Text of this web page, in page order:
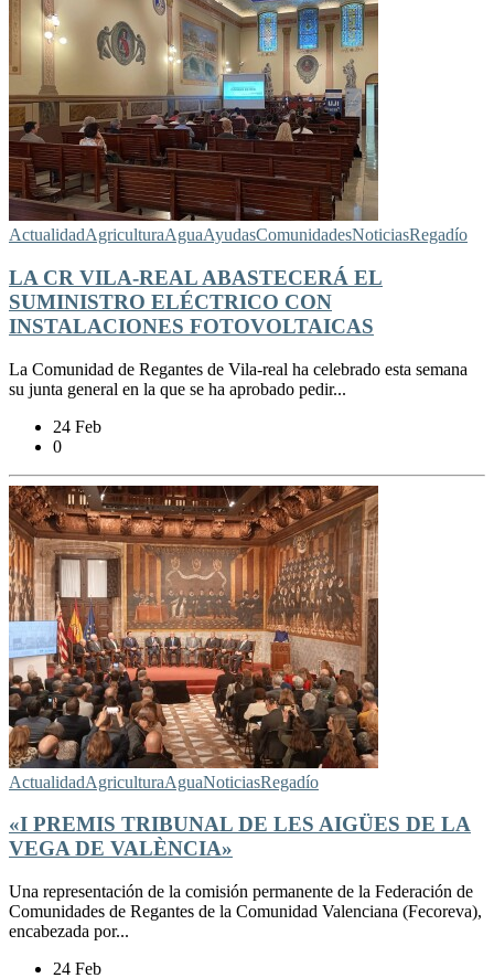
ActualidadAgriculturaAguaAyudasComunidadesNoticiasRegadío
LA CR VILA-REAL ABASTECERÁ EL
SUMINISTRO ELÉCTRICO CON
INSTALACIONES FOTOVOLTAICAS
La Comunidad de Regantes de Vila-real ha celebrado esta semana
su junta general en la que se ha aprobado pedir...
24 Feb
0
ActualidadAgriculturaAguaNoticiasRegadío
«I PREMIS TRIBUNAL DE LES AIGÜES DE LA
VEGA DE VALÈNCIA»
Una representación de la comisión permanente de la Federación de
Comunidades de Regantes de la Comunidad Valenciana (Fecoreva),
encabezada por...
24 Feb